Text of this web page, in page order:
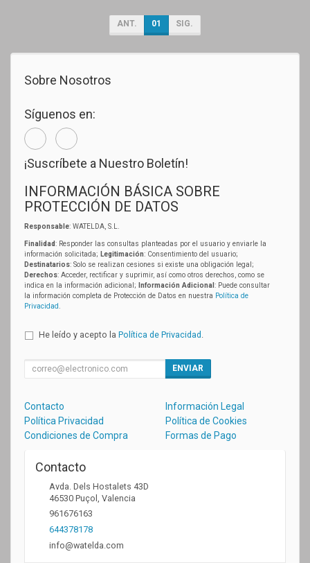
ANT. 01 SIG.
Sobre Nosotros
Síguenos en:
¡Suscríbete a Nuestro Boletín!
INFORMACIÓN BÁSICA SOBRE
PROTECCIÓN DE DATOS
Responsable: WATELDA, S.L.
Finalidad: Responder las consultas planteadas por el usuario y enviarle la
información solicitada; Legitimación: Consentimiento del usuario;
Destinatarios: Solo se realizan cesiones si existe una obligación legal;
Derechos: Acceder, rectificar y suprimir, así como otros derechos, como se
indica en la información adicional;
Información Adicional : Puede consultar
la información completa de Protección de Datos en nuestra Política de
Privacidad
He leído y acepto la Política de Privacidad .
ENVIAR
Contacto
Información Legal
Política Privacidad
Política de Cookies
Condiciones de Compra
Formas de Pago
Contacto
Avda. Dels Hostalets 43D
46530 Puçol , Valencia
961676163
644378178
info@watelda.com